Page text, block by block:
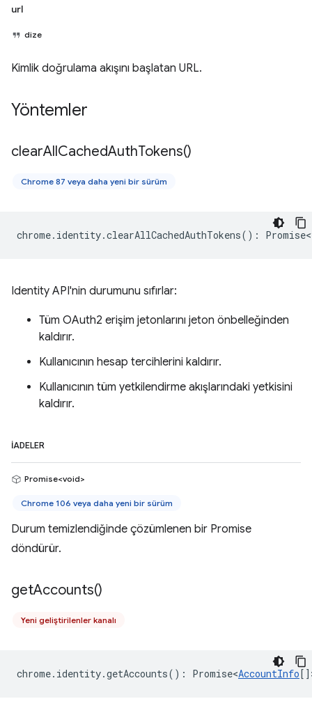
url
dize
Kimlik doğrulama akışını başlatan URL.
Yöntemler
clearAllCachedAuthTokens()
Chrome 87 veya daha yeni bir sürüm
chrome. identity.clearAllCachedAuthTokens() :
Identity API'nin durumunu sıfırlar:
Tüm OAuth2 erişim jetonlarını jeton önbelleğinden
kaldırır.
Kullanıcının hesap tercihlerini kaldırır.
Kullanıcının tüm yetkilendirme akışlarındaki yetkisini
kaldırır.
İADELER
Promise<void>
Chrome 106 veya daha yeni bir sürüm
Durum temizlendiğinde çözümlenen bir Promise
döndürür.
getAccounts()
Yeni geliştirilenler kanalı
chrome. identity.getAccounts() : Promise<AccountInfo[]